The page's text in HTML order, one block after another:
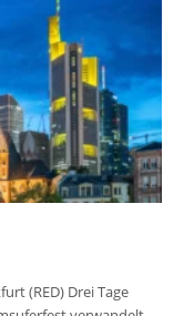
(RED) Drei Tage